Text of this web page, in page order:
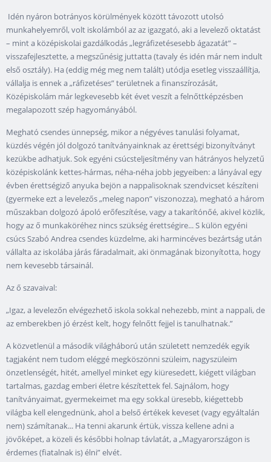
Idén nyáron botrányos körülmények között távozott utolsó
munkahelyemről, volt iskolámból az az igazgató, aki a levelező oktatást
– mint a középiskolai gazdálkodás „legráfizetésesebb ágazatát” –
visszafejlesztette, a megszűnésig juttatta (tavaly és idén már nem indult
első osztály). Ha (eddig még meg nem talált) utódja esetleg visszaállítja,
vállalja is ennek a „ráfizetéses” területnek a finanszírozását,
Középiskolám már legkevesebb két évet veszít a felnőttképzésben
megalapozott szép hagyományából.
Megható csendes ünnepség, mikor a négyéves tanulási folyamat,
küzdés végén jól dolgozó tanítványainknak az érettségi bizonyítványt
kezükbe adhatjuk. Sok egyéni csúcsteljesítmény van hátrányos helyzetű
középiskolánk kettes-hármas, néha-néha jobb jegyeiben: a lányával egy
évben érettségiző anyuka bejön a nappalisoknak szendvicset készíteni
(gyermeke ezt a levelezős „meleg napon” viszonozza), megható a három
műszakban dolgozó ápoló erőfeszítése, vagy a takarítónőé, akivel közlik,
hogy az ő munkaköréhez nincs szükség érettségire... S külön egyéni
csúcs Szabó Andrea csendes küzdelme, aki harmincéves bezártság után
vállalta az iskolába járás fáradalmait, aki önmagának bizonyította, hogy
nem kevesebb társainál.
Az ő szavaival:
„Igaz, a levelezőn elvégezhető iskola sokkal nehezebb, mint a nappali, de
az emberekben jó érzést kelt, hogy felnőtt fejjel is tanulhatnak.”
A közvetlenül a második világháború után született nemzedék egyik
tagjaként nem tudom eléggé megköszönni szüleim, nagyszüleim
önzetlenségét, hitét, amellyel minket egy kiüresedett, kiégett világban
tartalmas, gazdag emberi életre készítettek fel. Sajnálom, hogy
tanítványaimat, gyermekeimet ma egy sokkal üresebb, kiégettebb
világba kell elengednünk, ahol a belső értékek keveset (vagy egyáltalán
nem) számítanak... Ha tenni akarunk értük, vissza kellene adni a
jövőképet, a közeli és későbbi holnap távlatát, a „Magyarországon is
érdemes (fiatalnak is) élni” elvét.